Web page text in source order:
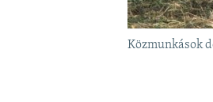
Közmunkások